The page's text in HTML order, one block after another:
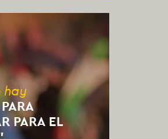
hay
PARA EL